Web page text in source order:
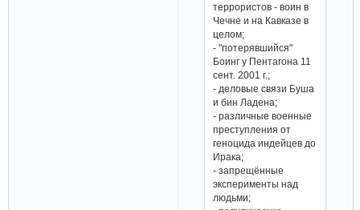
террористов - воин в
Чечне и на Кавказе в
целом;
- "потерявшийся"
Боинг у Пентагона 11
сент. 2001 г.;
- деловые связи Буша
и бин Ладена;
- различные военные
преступления от
геноцида индейцев до
Ирака;
- запрещённые
эксперименты над
людьми;